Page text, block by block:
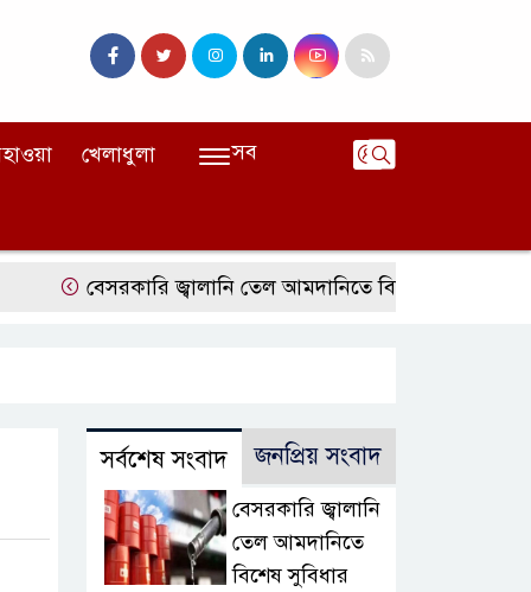
খেলাধুলা সব
বেসরকারি জ্বালানি তেল আমদানিতে বিশেষ সুবিধার অভিযোগ
সর্বশেষ সংবাদ জনপ্রিয় সংবাদ
বেসরকারি জ্বালানি
তেল আমদানিতে
বিশেষ সুবিধার